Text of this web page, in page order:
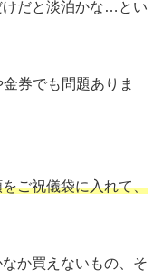
けだと淡泊かな…とい
券でも問題ありま
ご祝儀袋に入れて、
か買えないもの、そ